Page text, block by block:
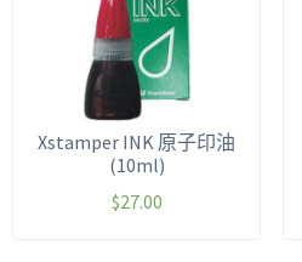
Xstamper INK 原子印油
(10ml)
$27.00